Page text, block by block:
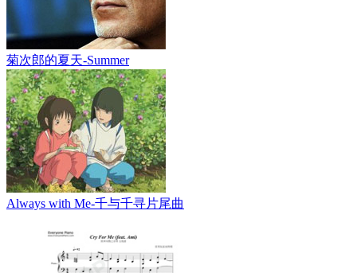
菊次郎的夏天-Summer
Always with Me-千与千寻片尾曲